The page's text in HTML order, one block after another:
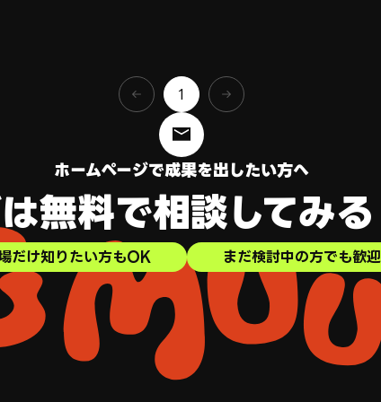
1
ホームページで成果を出したい方へ
無料で相談してみる
だけ知りたい方もOK まだ検討中の方でも歓迎